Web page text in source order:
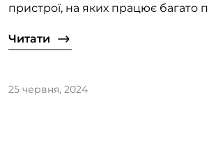
пристрої, на яких працює багато
Читати
25 червня, 2024